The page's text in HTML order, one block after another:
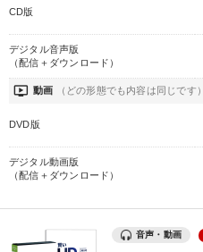
CD版
デジタル音声版
（配信＋ダウンロード）
ondemand_video 動画 （どの形態でも内容は同じです）
DVD版
デジタル動画版
（配信＋ダウンロード）
音声・動画